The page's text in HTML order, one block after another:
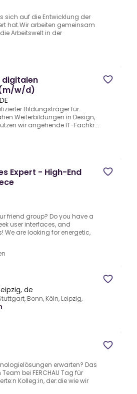
sich auf die Entwicklung der
hat.Wir arbeiten gemeinsam
Arbeitswelt in der
digitalen
w/d)
Bildungsträger für
Weiterbildungen in Design,
wir angehende IT-Fachkr...
Expert - High-End
friend group? Do you have a
user interfaces, and
are looking for energetic,
de
Bonn, Köln, Leipzig,
erwarten? Das
bei FERCHAU Tag für
Kolleg:in, der:die wie wir